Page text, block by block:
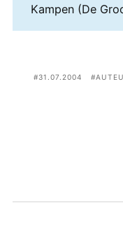
Kampen (De
31.07.2004